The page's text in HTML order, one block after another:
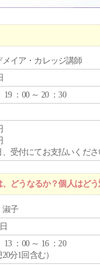
メイア・カレッジ講師
19 ：00 ～ 20 ：30
受付にてお支払いくださ
どうなるか？個人はど
子
13 ：00 ～ 16 ：20
20分1回含む）